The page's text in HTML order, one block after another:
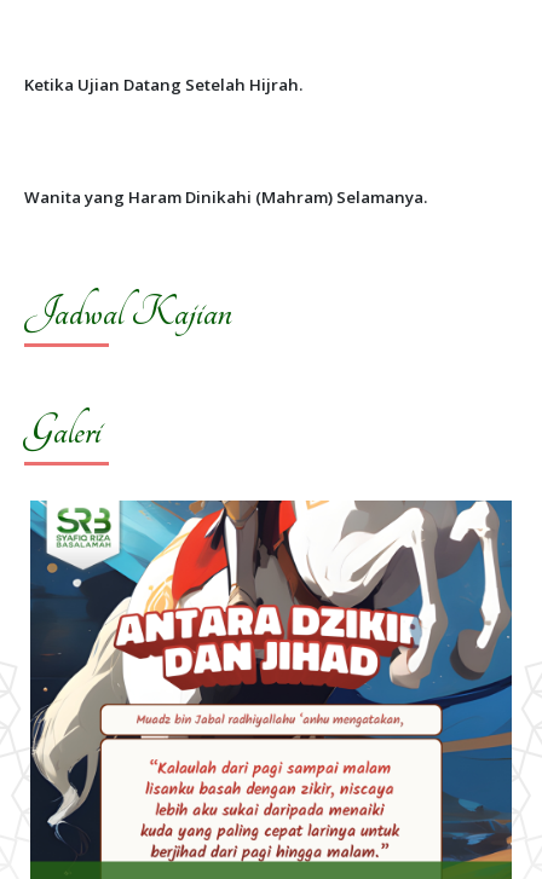
Ketika Ujian Datang Setelah Hijrah.
Wanita yang Haram Dinikahi (Mahram) Selamanya.
Jadwal Kajian
Galeri